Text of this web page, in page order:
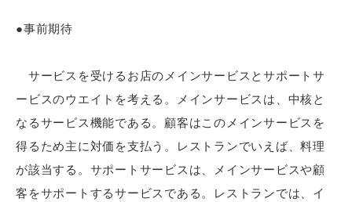
●事前期待
サービスを受けるお店のメインサービスとサポートサ
ービスのウエイトを考える。メインサービスは、中核と
なるサービス機能である。顧客はこのメインサービスを
得るため主に対価を支払う。レストランでいえば、料理
が該当する。サポートサービスは、メインサービスや顧
客をサポートするサービスである。レストランでは、イ